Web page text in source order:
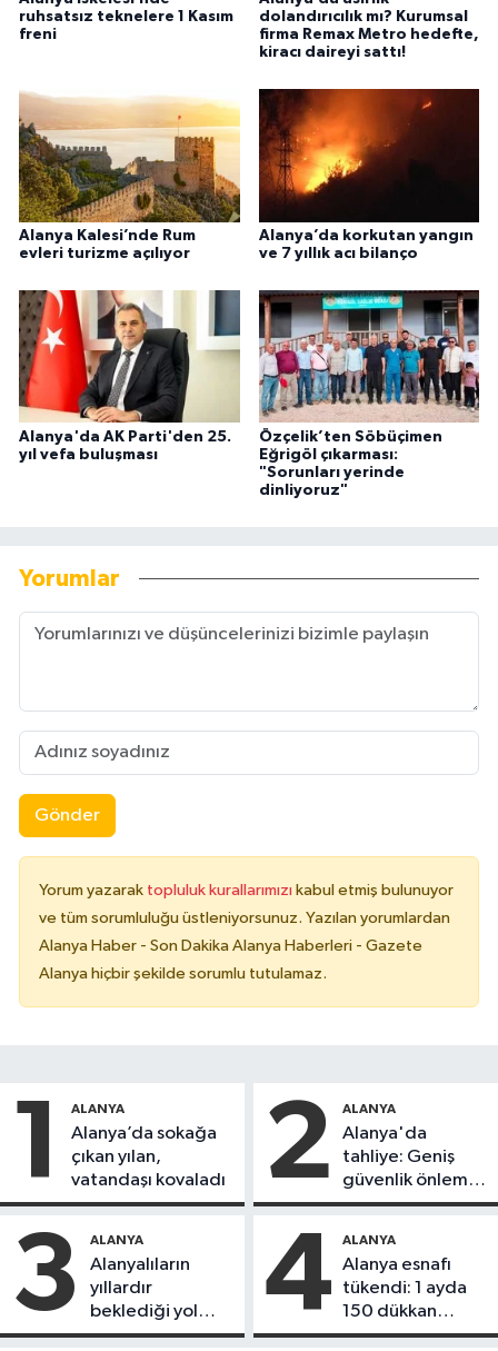
ruhsatsız teknelere 1 Kasım
freni
dolandırıcılık mı? Kurumsal
firma Remax Metro hedefte,
kiracı daireyi sattı!
Alanya Kalesi’nde Rum
evleri turizme açılıyor
Alanya’da korkutan yangın
ve 7 yıllık acı bilanço
Alanya'da AK Parti'den 25.
yıl vefa buluşması
Özçelik’ten Söbüçimen
Eğrigöl çıkarması:
"Sorunları yerinde
dinliyoruz"
Yorumlar
Gönder
Yorum yazarak topluluk kurallarımızı kabul etmiş bulunuyor
ve tüm sorumluluğu üstleniyorsunuz. Yazılan yorumlardan
Alanya Haber - Son Dakika Alanya Haberleri - Gazete
Alanya hiçbir şekilde sorumlu tutulamaz.
1 ALANYA
Alanya’da sokağa
çıkan yılan,
vatandaşı kovaladı
2 ALANYA
Alanya'da
tahliye: Geniş
güvenlik önlemi
alındı
3 ALANYA
Alanyalıların
yıllardır
beklediği yol
askıdan döndü
4 ALANYA
Alanya esnafı
tükendi: 1 ayda
150 dükkan
kapandı